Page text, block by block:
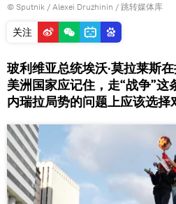
© Sputnik / Alexei Druzhinin / 跳转媒体库
关注
玻利维亚总统埃沃·莫拉莱斯
美洲国家应记住，走“战争”
内瑞拉局势的问题上应该选择